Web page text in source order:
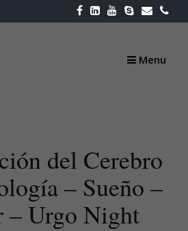
Menu
del Cerebro
– Sueño –
Urgo Night